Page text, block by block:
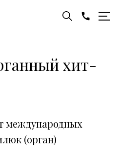
хит-
международных
(орган)